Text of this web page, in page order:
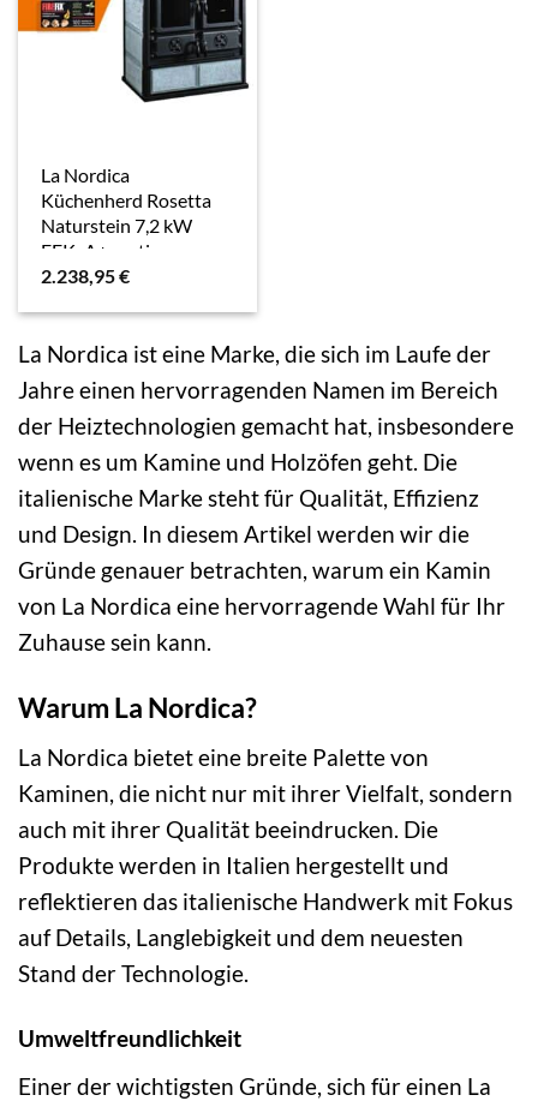
La Nordica
Küchenherd Rosetta
Naturstein 7,2 kW
EEK: A+ gratis
Anzündpapier
2.238,95€
La Nordica ist eine Marke, die sich im Laufe der
Jahre einen hervorragenden Namen im Bereich
der Heiztechnologien gemacht hat, insbesondere
wenn es um Kamine und Holzöfen geht. Die
italienische Marke steht für Qualität, Effizienz
und Design. In diesem Artikel werden wir die
Gründe genauer betrachten, warum ein Kamin
von La Nordica eine hervorragende Wahl für Ihr
Zuhause sein kann.
Warum La Nordica?
La Nordica bietet eine breite Palette von
Kaminen, die nicht nur mit ihrer Vielfalt, sondern
auch mit ihrer Qualität beeindrucken. Die
Produkte werden in Italien hergestellt und
reflektieren das italienische Handwerk mit Fokus
auf Details, Langlebigkeit und dem neuesten
Stand der Technologie.
Umweltfreundlichkeit
Einer der wichtigsten Gründe, sich für einen La